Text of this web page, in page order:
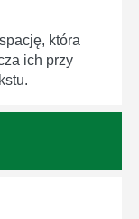
która
ich przy